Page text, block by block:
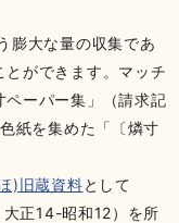
膨大な量の収集であ
とができます。マッチ
ペーパー集」（請求記
紙を集めた「〔燐寸
)旧蔵資料として
大正14-昭和12）を所